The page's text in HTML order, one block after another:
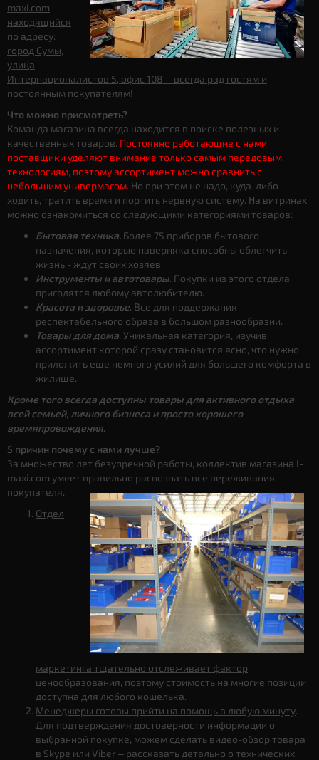
maxi.com
находящийся
по адресу:
город Сумы,
улица
Интернационалистов 5, офис 108 - всегда рад гостям и
постоянным покупателям!
Что можно присмотреть?
Команда магазина всегда находится в поиске полезных и
качественных товаров. Постоянно работающие с нами
поставщики уделяют внимание только самым передовым
технологиям, поэтому ассортимент можно сравнить с
небольшим универмагом. Но при этом не надо, куда-либо
ходить, тратить время и портить нервную систему. На витринах
можно ознакомиться со следующими категориями товаров:
Бытовая техника. Более 75 приборов бытового
назначения, которые наверняка способны облегчить
жизнь - ждут своих хозяев.
Инструменты и автотовары. Покупки из этого отдела
пригодятся любому автолюбителю.
Красота и здоровье. Все для поддержания
респектабельного образа в большом разнообразии.
Товары для дома. Уникальная категория, изучив
ассортимент которой сразу становится ясно, что нужно
приложить еще немного усилий для большего комфорта в
жилище.
Кроме того всегда доступны товары для активного отдыха
всей семьей, личного бизнеса и просто хорошего
времяпровождения.
5 причин почему с нами лучше?
За множество лет безупречной работы, коллектив магазина I-
maxi.com умеет правильно распознать все переживания
покупателя.
Отдел
маркетинга тщательно отслеживает фактор
ценообразования, поэтому стоимость на многие позиции
доступна для любого кошелька.
Менеджеры готовы прийти на помощь в любую минуту.
Для подтверждения достоверности информации о
выбранной покупке, можем сделать видео-обзор товара
в Skype или Viber – рассказать детально о технических